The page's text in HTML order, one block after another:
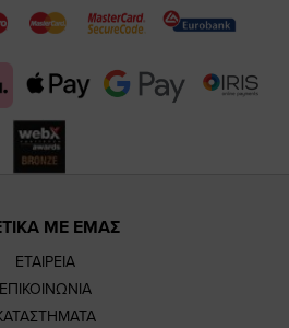
page
page
TikTok
page
ΜΕ ΕΜΑΣ
ΕΤΑΙΡΕΙΑ
ΕΠΙΚΟΙΝΩΝΙΑ